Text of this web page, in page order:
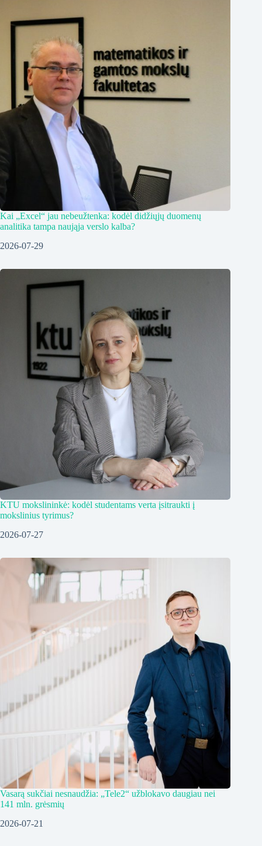
Kai „Excel“ jau nebeužtenka: kodėl didžiųjų duomenų
analitika tampa naująja verslo kalba?
2026-07-29
KTU mokslininkė: kodėl studentams verta įsitraukti į
mokslinius tyrimus?
2026-07-27
Vasarą sukčiai nesnaudžia: „Tele2“ užblokavo daugiau nei
141 mln. grėsmių
2026-07-21